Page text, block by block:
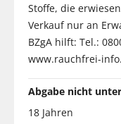
Stoffe, die
Verkauf nur an
BZgA hilft: Tel.:
www.rauchfrei-
Abgabe nicht unter
18 Jahren